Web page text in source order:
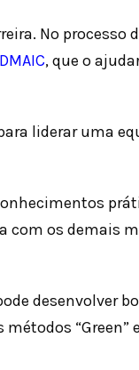
No processo
, que o
liderar uma
os demais
desenvolver
“Green”